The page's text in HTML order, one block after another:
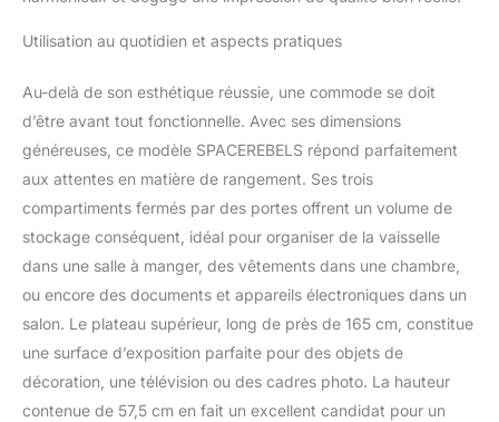
Utilisation au quotidien et aspects pratiques
Au-delà de son esthétique réussie, une commode se doit
d’être avant tout fonctionnelle. Avec ses dimensions
généreuses, ce modèle SPACEREBELS répond parfaitement
aux attentes en matière de rangement. Ses trois
compartiments fermés par des portes offrent un volume de
stockage conséquent, idéal pour organiser de la vaisselle
dans une salle à manger, des vêtements dans une chambre,
ou encore des documents et appareils électroniques dans un
salon. Le plateau supérieur, long de près de 165 cm, constitue
une surface d’exposition parfaite pour des objets de
décoration, une télévision ou des cadres photo. La hauteur
contenue de 57,5 cm en fait un excellent candidat pour un